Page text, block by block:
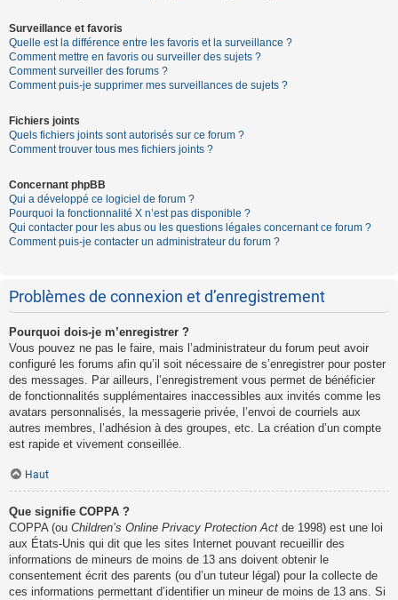
Surveillance et favoris
Quelle est la différence entre les favoris et la surveillance ?
Comment mettre en favoris ou surveiller des sujets ?
Comment surveiller des forums ?
Comment puis-je supprimer mes surveillances de sujets ?
Fichiers joints
Quels fichiers joints sont autorisés sur ce forum ?
Comment trouver tous mes fichiers joints ?
Concernant phpBB
Qui a développé ce logiciel de forum ?
Pourquoi la fonctionnalité X n’est pas disponible ?
Qui contacter pour les abus ou les questions légales concernant ce forum ?
Comment puis-je contacter un administrateur du forum ?
Problèmes de connexion et d’enregistrement
Pourquoi dois-je m’enregistrer ?
Vous pouvez ne pas le faire, mais l’administrateur du forum peut avoir
configuré les forums afin qu’il soit nécessaire de s’enregistrer pour poster
des messages. Par ailleurs, l’enregistrement vous permet de bénéficier
de fonctionnalités supplémentaires inaccessibles aux invités comme les
avatars personnalisés, la messagerie privée, l’envoi de courriels aux
autres membres, l’adhésion à des groupes, etc. La création d’un compte
est rapide et vivement conseillée.
Haut
Que signifie COPPA ?
COPPA (ou Children’s Online Privacy Protection Act de 1998) est une loi
aux États-Unis qui dit que les sites Internet pouvant recueillir des
informations de mineurs de moins de 13 ans doivent obtenir le
consentement écrit des parents (ou d’un tuteur légal) pour la collecte de
ces informations permettant d’identifier un mineur de moins de 13 ans. Si